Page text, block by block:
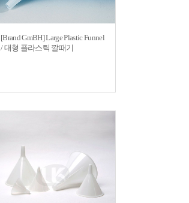
[Brand GmBH] Large Plastic Funnel
/ 대형 플라스틱 깔때기